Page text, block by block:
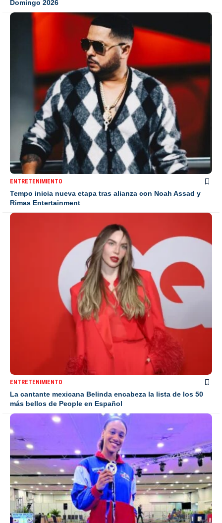
Domingo 2026
ENTRETENIMIENTO
Tempo inicia nueva etapa tras alianza con Noah Assad y
Rimas Entertainment
ENTRETENIMIENTO
La cantante mexicana Belinda encabeza la lista de los 50
más bellos de People en Español